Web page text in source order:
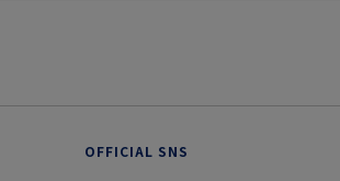
OFFICIAL SNS